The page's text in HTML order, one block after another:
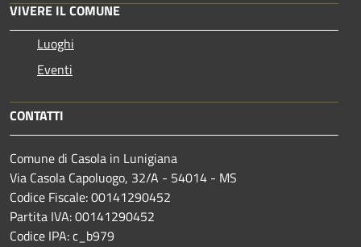
VIVERE IL COMUNE
Luoghi
Eventi
CONTATTI
Comune di Casola in Lunigiana
Via Casola Capoluogo, 32/A - 54014 - MS
Codice Fiscale: 00141290452
Partita IVA: 00141290452
Codice IPA: c_b979